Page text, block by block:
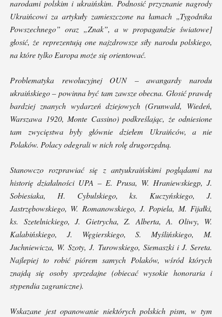
narodami polskim i ukraińskim. Podnosić przyznanie nagrody
Ukraińcowi za artykuły zamieszczone na łamach „Tygodnika
Powszechnego” oraz „Znak”, a w propagandzie światowe]
głosić, że reprezentują one najzdrowsze siły narodu polskiego,
na które tylko Europa może się orientować.
Problematyka rewolucyjnej OUN – awangardy narodu
ukraińskiego – powinna być tam zawsze obecna. Głosić prawdę
bardziej znanych wydarzeń dziejowych (Grunwald, Wiedeń,
Warszawa 1920, Monte Cassino) podkreślając, że odniesione
tam zwycięstwa były głównie dziełem Ukraińców, a nie
Polaków. Polacy odegrali w nich rolę drugorzędną.
Stanowczo rozprawiać się z antyukraińskimi poglądami na
historię działalności UPA – E. Prusa, W. Hraniewskiegp, J.
Sobiesiaka, H. Cybulskiego, ks. Kuczyńskiego, J.
Jastrzębowskiego, W. Romanowskiego, J. Popiela, M. Fijałki,
ks. Szetelnickiego, J. Gietrycha, Z. Alberta, A. Oliwy, W.
Kalabińskiego, J. Węgierskiego, S. Myślińskiego, M.
Juchniewicza, W. Szoty, J. Turowskiego, Siemaszki i J. Sereta.
Najlepiej to robić piórem samych Polaków, wśród których
znajdą się osoby sprzedajne (obiecać wysokie honoraria i
stypendia zagraniczne).
Wskazane jest opanowanie niektórych polskich pism, w tym